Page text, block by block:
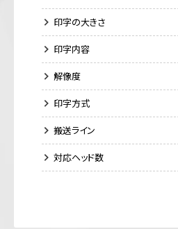
印字の大きさ
印字内容
解像度
印字方式
搬送ライン
対応ヘッド数